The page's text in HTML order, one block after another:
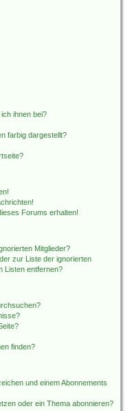
ihnen bei?
farbig dargestellt?
Forums erhalten!
Mitglieder?
zur Liste der ignorierten
Listen entfernen?
finden?
und einem Abonnements
oder ein Thema abonnieren?